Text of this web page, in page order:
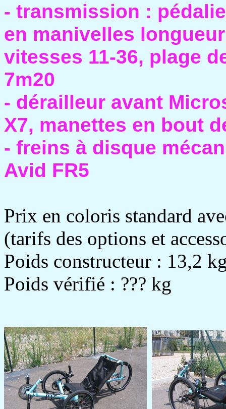
- transmission :
en manivelles
vitesses 11-36, plage
7m20
- dérailleur avant
X7, manettes en bout
- freins à disque
Avid FR5
Prix en coloris standard
(tarifs des options et
Poids constructeur : 13,2
Poids vérifié : ??? kg